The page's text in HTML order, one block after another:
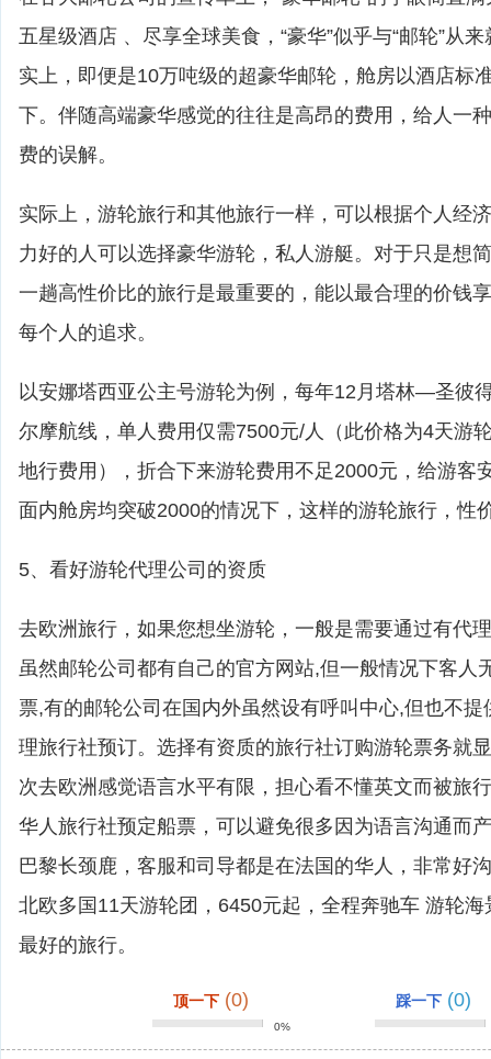
五星级酒店 、尽享全球美食，“豪华”似乎与“邮轮”从
实上，即便是10万吨级的超豪华邮轮，舱房以酒店标
下。伴随高端豪华感觉的往往是高昂的费用，给人一
费的误解。
实际上，游轮旅行和其他旅行一样，可以根据个人经
力好的人可以选择豪华游轮，私人游艇。对于只是想
一趟高性价比的旅行是最重要的，能以最合理的价钱
每个人的追求。
以安娜塔西亚公主号游轮为例，每年12月塔林—圣
尔摩航线，单人费用仅需7500元/人（此价格为4天游
地行费用），折合下来游轮费用不足2000元，给游客
面内舱房均突破2000的情况下，这样的游轮旅行，性
5、看好游轮代理公司的资质
去欧洲旅行，如果您想坐游轮，一般是需要通过有代
虽然邮轮公司都有自己的官方网站,但一般情况下客人
票,有的邮轮公司在国内外虽然设有呼叫中心,但也不
理旅行社预订。选择有资质的旅行社订购游轮票务就
次去欧洲感觉语言水平有限，担心看不懂英文而被旅
华人旅行社预定船票，可以避免很多因为语言沟通而
巴黎长颈鹿，客服和司导都是在法国的华人，非常好
北欧多国11天游轮团，6450元起，全程奔驰车 游轮
最好的旅行。
顶一下 (0)
0%
踩一下 (0)